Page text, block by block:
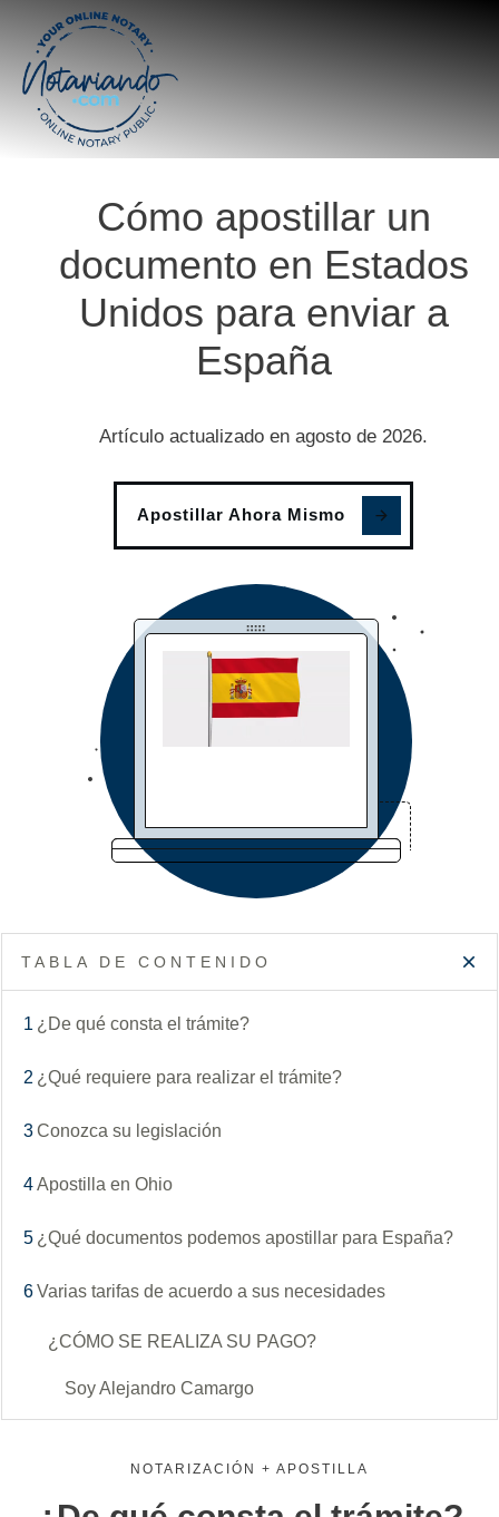
Cómo apostillar un
documento en Estados
Unidos para enviar a
España
Artículo actualizado en agosto de 2026.
Apostillar Ahora Mismo
TABLA DE CONTENIDO
1 ¿De qué consta el trámite?
2 ¿Qué requiere para realizar el trámite?
3Conozca su legislación
4Apostilla en Ohio
5 ¿Qué documentos podemos apostillar para España?
6Varias tarifas de acuerdo a sus necesidades
¿CÓMO SE REALIZA SU PAGO?
Soy Alejandro Camargo
NOTARIZACIÓN + APOSTILLA